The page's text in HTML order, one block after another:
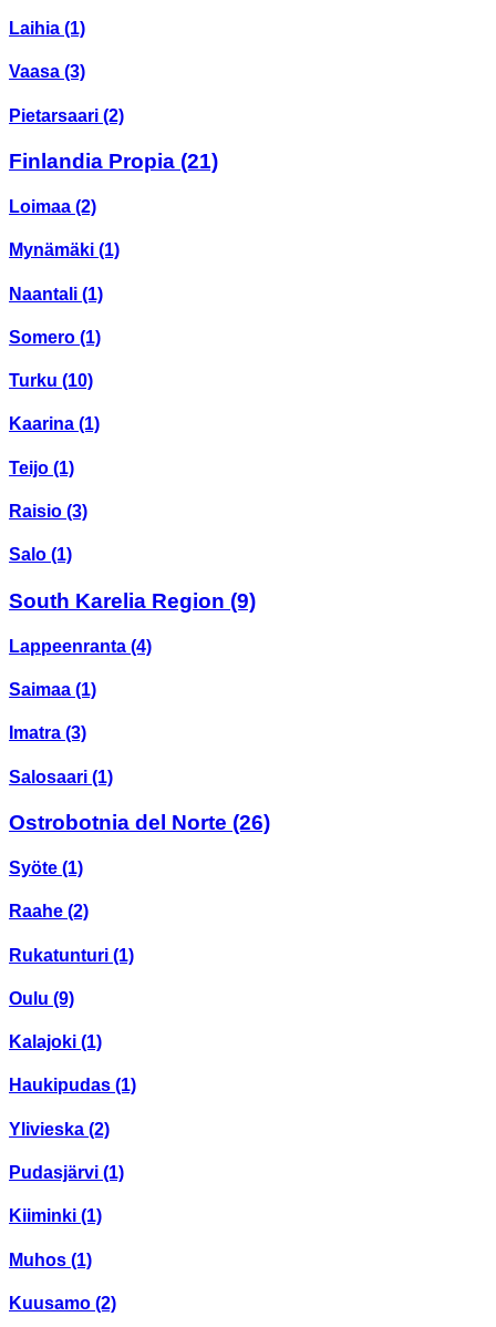
Laihia (1)
Vaasa (3)
Pietarsaari (2)
Finlandia Propia (21)
Loimaa (2)
Mynämäki (1)
Naantali (1)
Somero (1)
Turku (10)
Kaarina (1)
Teijo (1)
Raisio (3)
Salo (1)
South Karelia Region (9)
Lappeenranta (4)
Saimaa (1)
Imatra (3)
Salosaari (1)
Ostrobotnia del Norte (26)
Syöte (1)
Raahe (2)
Rukatunturi (1)
Oulu (9)
Kalajoki (1)
Haukipudas (1)
Ylivieska (2)
Pudasjärvi (1)
Kiiminki (1)
Muhos (1)
Kuusamo (2)